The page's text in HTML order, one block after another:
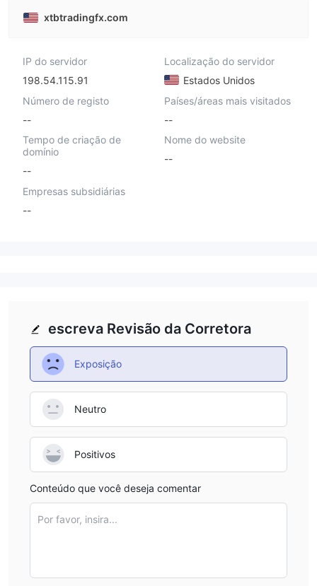
xtbtradingfx.com
IP do servidor
198.54.115.91
Localização do servidor
Estados Unidos
Número de registo
--
Países/áreas mais visitados
--
Tempo de criação de
domínio
--
Nome do website
--
Empresas subsidiárias
--
escreva Revisão da Corretora
Exposição
Neutro
Positivos
Conteúdo que você deseja comentar
Por favor, insira...